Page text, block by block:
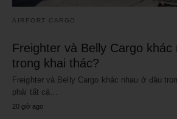
AIRPORT CARGO
Freighter và Belly Cargo khác
trong khai thác?
Freighter và Belly Cargo khác nhau ở đâu
phải tất cả…
20 giờ ago